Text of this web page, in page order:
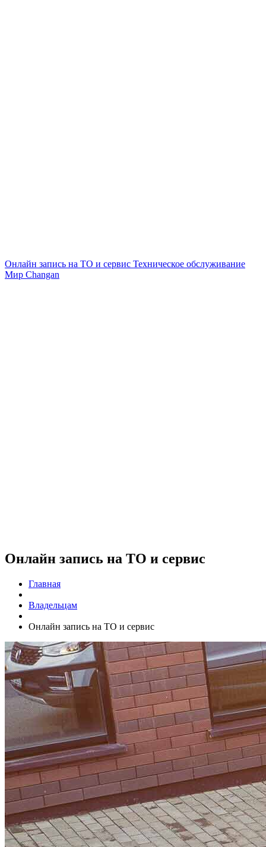
Онлайн запись на ТО и сервис Техническое обслуживание
Мир Changan
Онлайн запись на ТО и сервис
Главная
Владельцам
Онлайн запись на ТО и сервис